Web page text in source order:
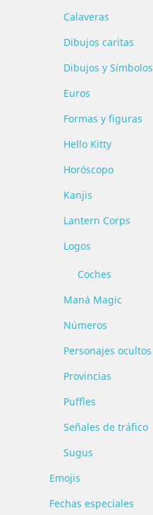
Calaveras
Dibujos caritas
Dibujos y Símbolos
Euros
Formas y figuras
Hello Kitty
Horóscopo
Kanjis
Lantern Corps
Logos
Coches
Maná Magic
Números
Personajes ocultos
Provincias
Puffles
Señales de tráfico
Sugus
Emojis
Fechas especiales